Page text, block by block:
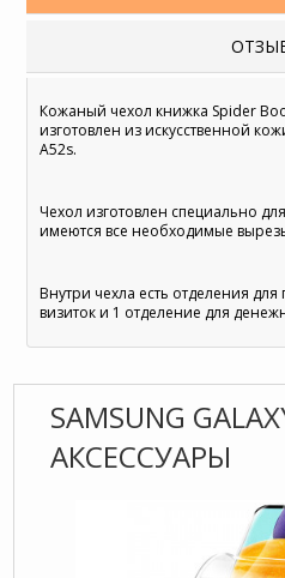
Кожаный чехол книжка Spider
изготовлен из искусственной
A52s.
Чехол изготовлен специально
имеются все необходимые
Внутри чехла есть отделения для
визиток и 1 отделение для
SAMSUNG
АКСЕССУАРЫ